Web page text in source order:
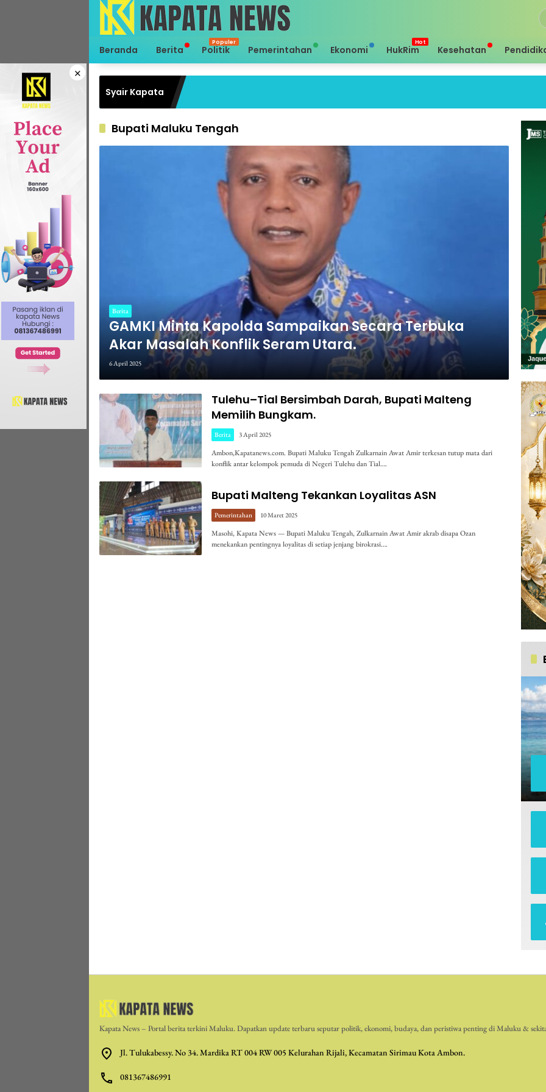
Beranda Berita Politik Pemerintahan Ekonomi HukRim Kesehatan
×
Syair Kapata
Bupati Maluku Tengah
Berita
GAMKI Minta Kapolda Sampaikan Secara Terbuka
Akar Masalah Konflik Seram Utara.
6 April 2025
Tulehu–Tial Bersimbah Darah, Bupati Malteng
Memilih Bungkam.
Berita 3 April 2025
Ambon,Kapatanews.com. Bupati Maluku Tengah Zulkarnain Awat Amir terkesan tutup mata dari
konflik antar kelompok pemuda di Negeri Tulehu dan Tial….
Bupati Malteng Tekankan Loyalitas ASN
Pemerintahan 10 Maret 2025
Masohi, Kapata News — Bupati Maluku Tengah, Zulkarnain Awat Amir akrab disapa Ozan
menekankan pentingnya loyalitas di setiap jenjang birokrasi….
Kapata News – Portal berita terkini Maluku. Dapatkan update terbaru seputar politik, ekonomi, budaya, dan peristiwa penting di Maluku &
Jl. Tulukabessy. No 34. Mardika RT 004 RW 005 Kelurahan Rijali, Kecamatan Sirimau Kota Ambon.
081367486991